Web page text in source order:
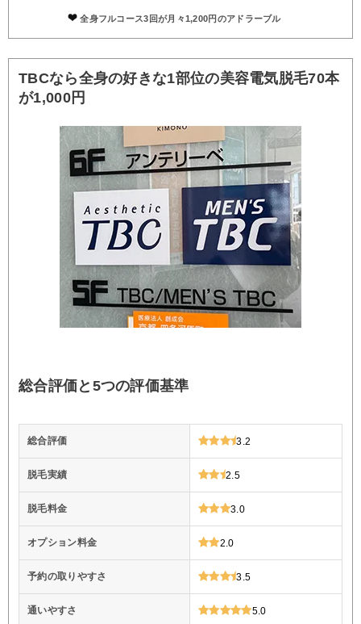
全身フルコース3回が月々1,200円のアドラーブル
TBCなら全身の好きな1部位の美容電気脱毛70本
が1,000円
総合評価と5つの評価基準
総合評価 3.2
脱毛実績 2.5
脱毛料金 3.0
オプション料金 2.0
予約の取りやすさ 3.5
通いやすさ 5.0